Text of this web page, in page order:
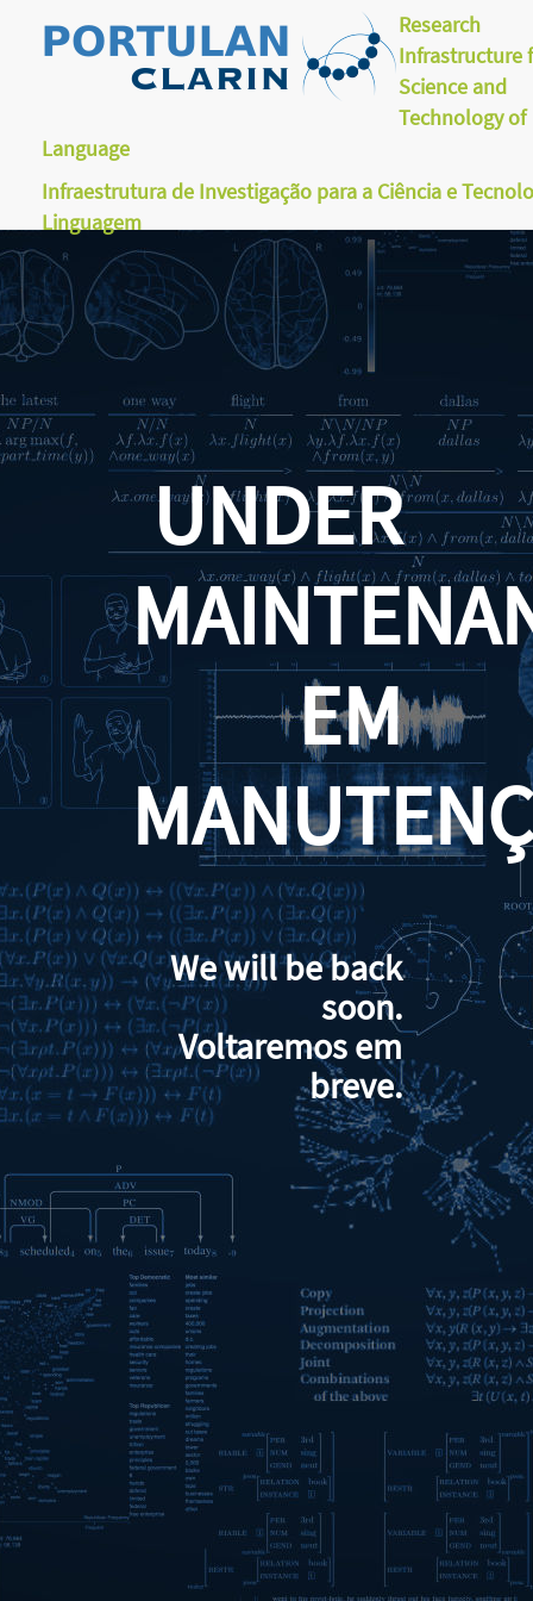
Research
Infrastructure
Science and
Technology of
Language
Infraestrutura de Investigação para a Ciência e
Linguagem
UNDER
EM
We will be back
soon.
Voltaremos em
breve.